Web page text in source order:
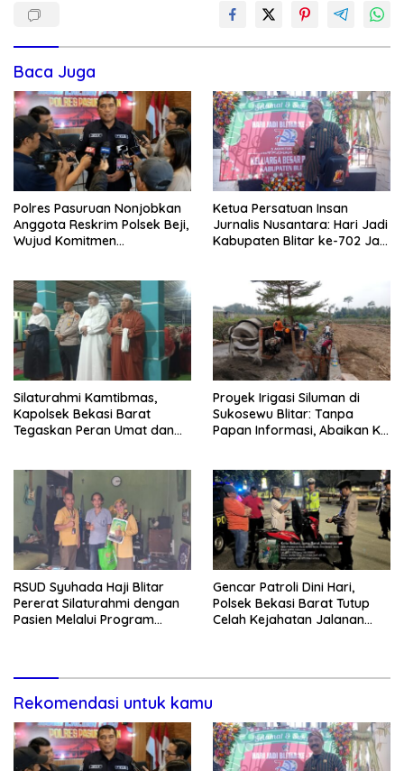
Baca Juga
Polres Pasuruan Nonjobkan
Anggota Reskrim Polsek Beji,
Wujud Komitmen
Ketua Persatuan Insan
Jurnalis Nusantara: Hari Jadi
Kabupaten Blitar ke-702 Jadi
Silaturahmi Kamtibmas,
Kapolsek Bekasi Barat
Tegaskan Peran Umat dan
Proyek Irigasi Siluman di
Sukosewu Blitar: Tanpa
Papan Informasi, Abaikan K3,
RSUD Syuhada Haji Blitar
Pererat Silaturahmi dengan
Pasien Melalui Program
Gencar Patroli Dini Hari,
Polsek Bekasi Barat Tutup
Celah Kejahatan Jalanan
Rekomendasi untuk kamu